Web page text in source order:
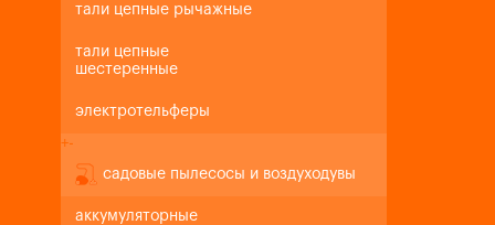
тали цепные рычажные
тали цепные
шестеренные
электротельферы
+-
садовые пылесосы и воздуходувы
аккумуляторные